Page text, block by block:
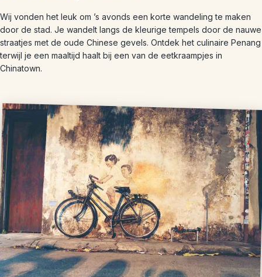
Wij vonden het leuk om ’s avonds een korte wandeling te maken
door de stad. Je wandelt langs de kleurige tempels door de nauwe
straatjes met de oude Chinese gevels. Ontdek het culinaire Penang
terwijl je een maaltijd haalt bij een van de eetkraampjes in
Chinatown.